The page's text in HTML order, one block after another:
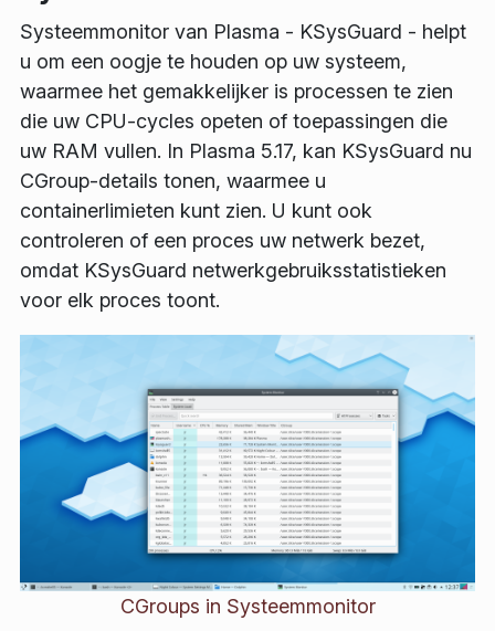
Systeemmonitor van Plasma - KSysGuard - helpt
u om een oogje te houden op uw systeem,
waarmee het gemakkelijker is processen te zien
die uw CPU-cycles opeten of toepassingen die
uw RAM vullen. In Plasma 5.17, kan KSysGuard nu
CGroup-details tonen, waarmee u
containerlimieten kunt zien. U kunt ook
controleren of een proces uw netwerk bezet,
omdat KSysGuard netwerkgebruiksstatistieken
voor elk proces toont.
CGroups in Systeemmonitor